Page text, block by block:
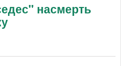
насмерть